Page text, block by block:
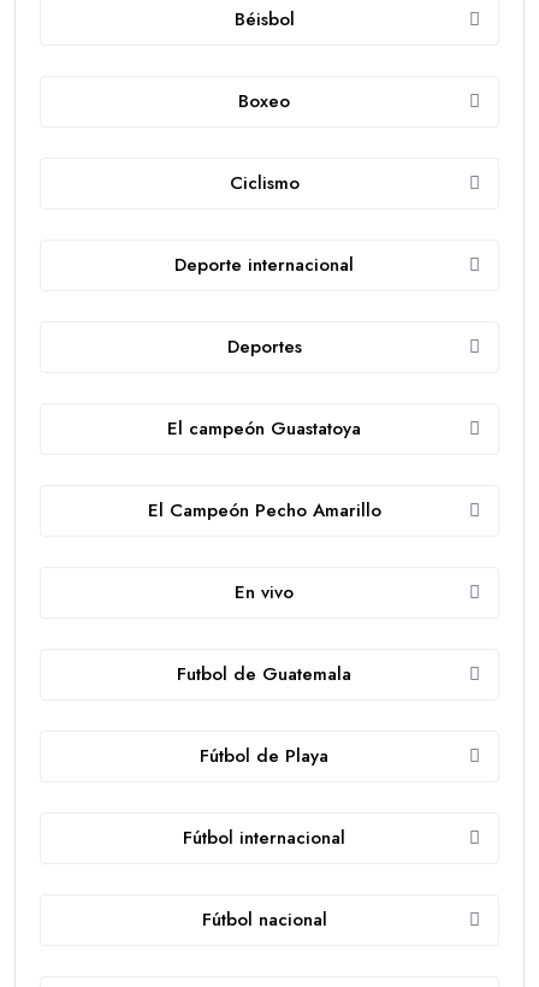
Béisbol
Boxeo
Ciclismo
Deporte internacional
Deportes
El campeón Guastatoya
El Campeón Pecho Amarillo
En vivo
Futbol de Guatemala
Fútbol de Playa
Fútbol internacional
Fútbol nacional